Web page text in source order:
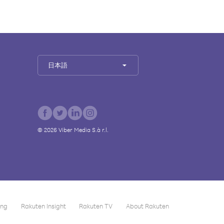
日本語
© 2026 Viber Media S.à r.l.
Rakuten Insight Rakuten TV About Rakuten